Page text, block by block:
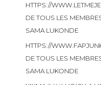
HTTPS://
DE TOUS LES
SAMA LUKONDE
HTTPS://
DE TOUS LES
SAMA LUKONDE